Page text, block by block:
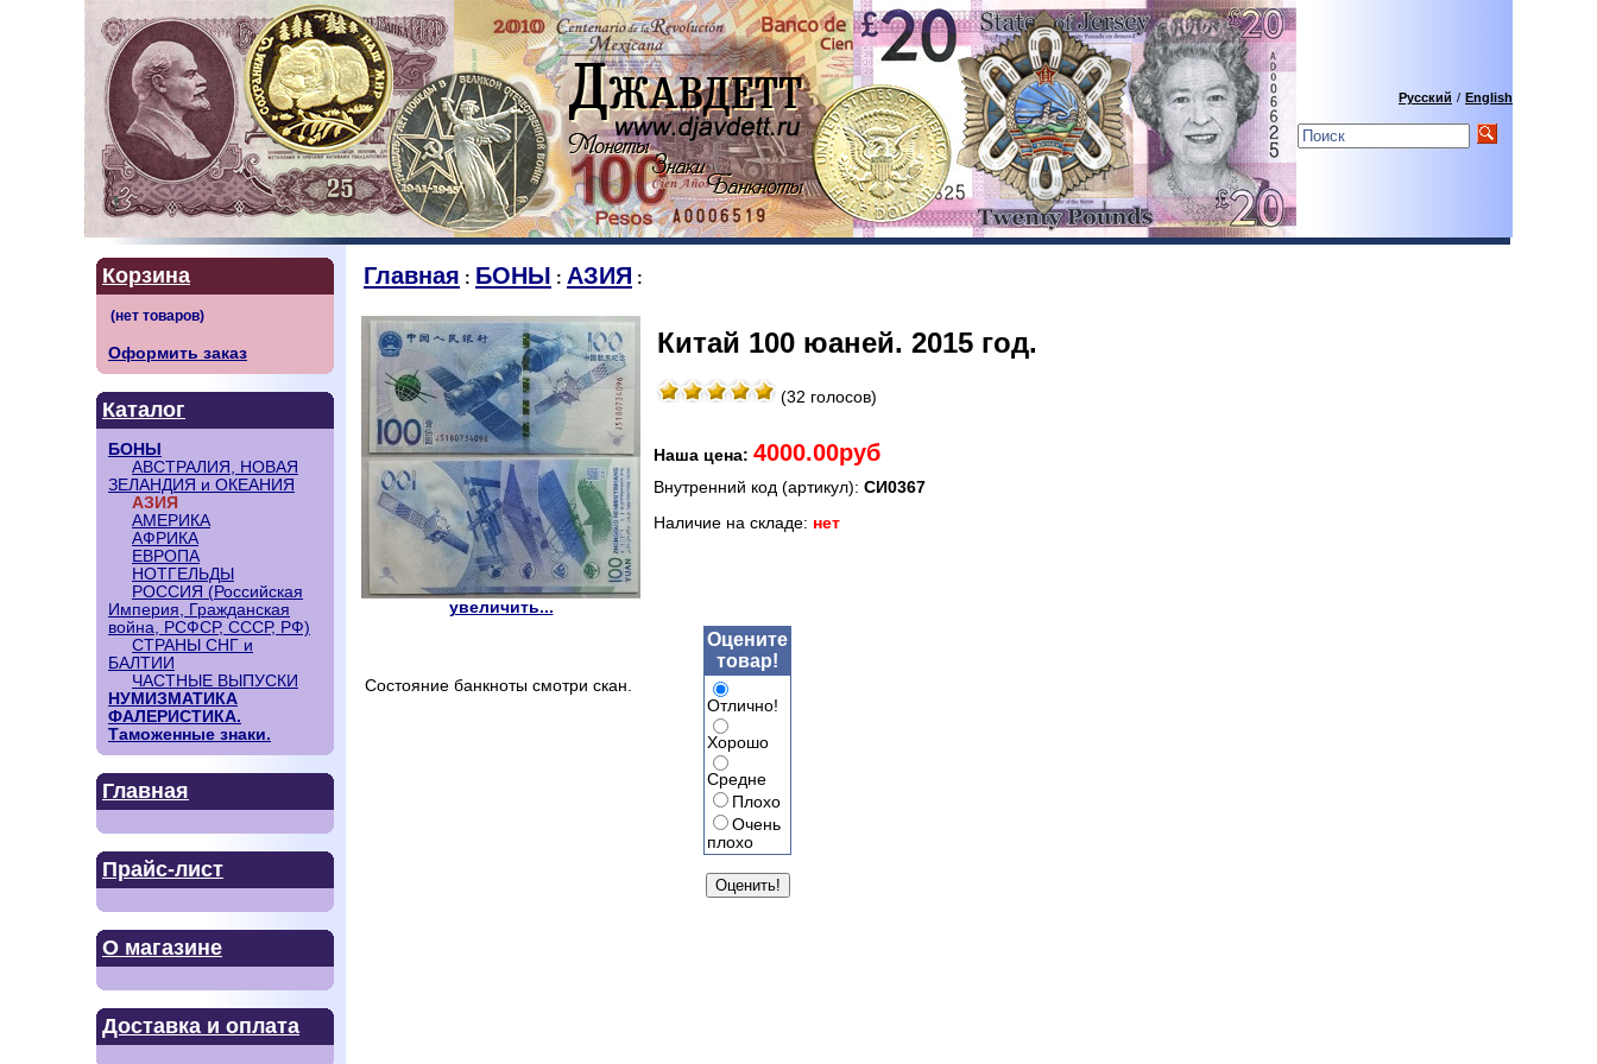
Русский / English
Корзина
Оформить заказ
Каталог
БОНЫ
АВСТРАЛИЯ, НОВАЯ
ЗЕЛАНДИЯ и ОКЕАНИЯ
АЗИЯ
АМЕРИКА
АФРИКА
ЕВРОПА
НОТГЕЛЬДЫ
РОССИЯ (Российская
Империя, Гражданская
война, РСФСР, СССР, РФ)
СТРАНЫ СНГ и
БАЛТИИ
ЧАСТНЫЕ ВЫПУСКИ
НУМИЗМАТИКА
ФАЛЕРИСТИКА.
Таможенные знаки.
Главная
Прайс-лист
О магазине
Доставка и оплата
Главная : БОНЫ : АЗИЯ :
увеличить...
Китай 100 юаней. 2015 год.
(32 голосов)
Наша цена: 4000.00руб
Внутренний код (артикул): СИ0367
Наличие на складе: нет
Состояние банкноты смотри скан.
Оцените
товар!
Отлично!
Хорошо
Средне
Плохо
Очень
плохо